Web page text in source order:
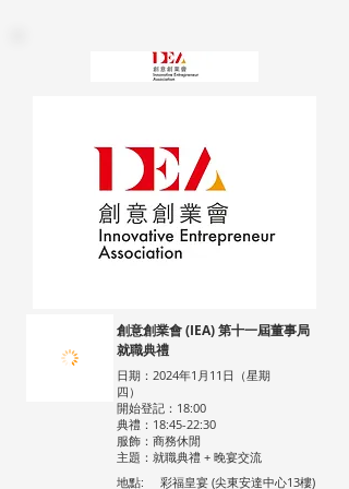
創意創業會 (IEA) 第十一屆董事局
就職典禮
日期：2024年1月11日（星期
四）
開始登記：18:00
典禮：18:45-22:30
服飾：商務休閒
主題：就職典禮 + 晚宴交流
地點:
彩福皇宴 (尖東安達中心13樓)